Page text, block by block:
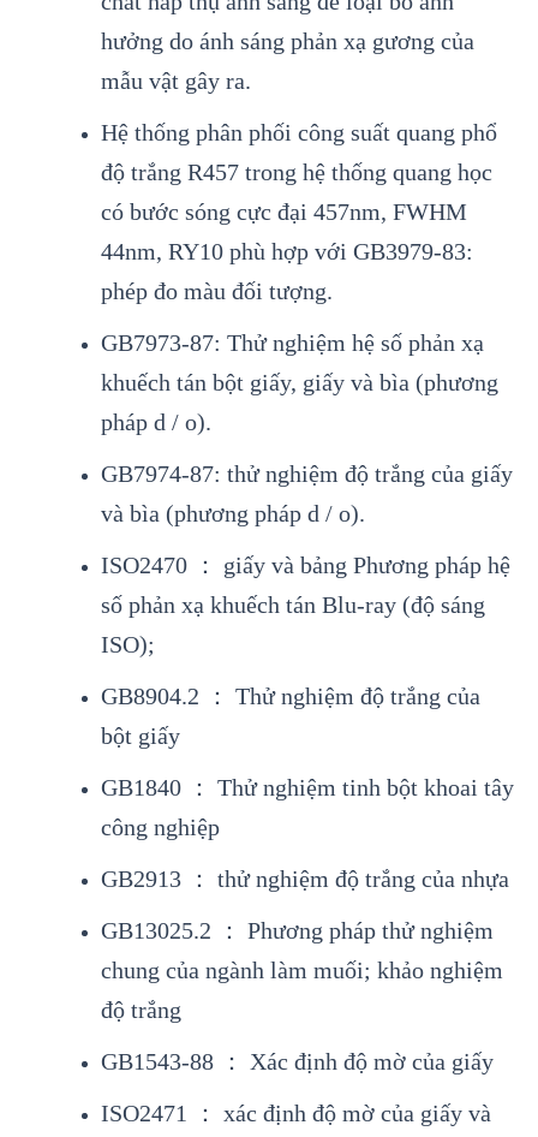
hưởng do ánh sáng phản xạ gương của
mẫu vật gây ra.
Hệ thống phân phối công suất quang phổ
độ trắng R457 trong hệ thống quang học
có bước sóng cực đại 457nm, FWHM
44nm, RY10 phù hợp với GB3979-83:
phép đo màu đối tượng.
GB7973-87: Thử nghiệm hệ số phản xạ
khuếch tán bột giấy, giấy và bìa (phương
pháp d / o).
GB7974-87: thử nghiệm độ trắng của giấy
và bìa (phương pháp d / o).
ISO2470 ： giấy và bảng Phương pháp hệ
số phản xạ khuếch tán Blu-ray (độ sáng
ISO);
GB8904.2 ： Thử nghiệm độ trắng của
bột giấy
GB1840 ： Thử nghiệm tinh bột khoai tây
công nghiệp
GB2913 ： thử nghiệm độ trắng của nhựa
GB13025.2 ： Phương pháp thử nghiệm
chung của ngành làm muối; khảo nghiệm
độ trắng
GB1543-88 ： Xác định độ mờ của giấy
ISO2471 ： xác định độ mờ của giấy và